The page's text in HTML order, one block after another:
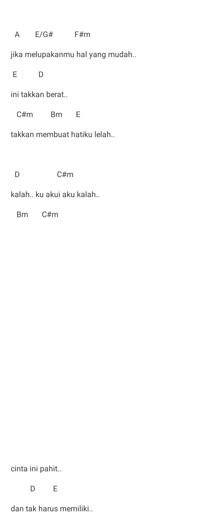
A E/G# F#m
jika melupakanmu hal yang mudah..
E D
ini takkan berat..
C#m Bm E
takkan membuat hatiku lelah..
D C#m
kalah.. ku akui aku kalah..
Bm C#m
cinta ini pahit..
D E
dan tak harus memiliki..